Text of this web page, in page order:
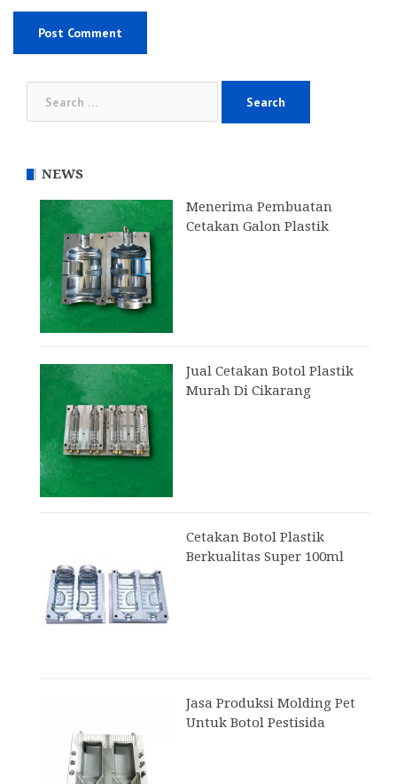
NEWS
Menerima Pembuatan
Cetakan Galon Plastik
Jual Cetakan Botol Plastik
Murah Di Cikarang
Cetakan Botol Plastik
Berkualitas Super 100ml
Jasa Produksi Molding Pet
Untuk Botol Pestisida